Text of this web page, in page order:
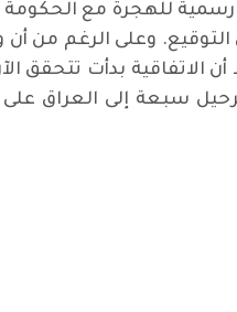
للهجرة مع الحكومة
التوقيع. وعلى الرغم من
الاتفاقية بدأت تتحقق
سبعة إلى العراق
مدنيات عراقيات